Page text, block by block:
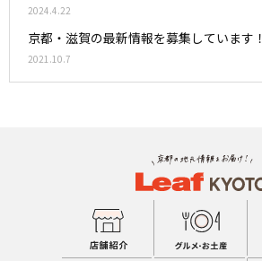
2024.4.22
京都・滋賀の最新情報を募集しています！
2021.10.7